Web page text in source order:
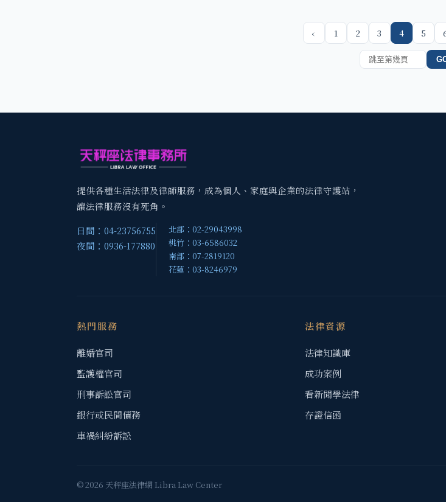
‹ 1 2 3 4 5
提供各種生活法律及律師服務，成為個人、家庭與企業的法律守護站，
讓法律服務沒有死角。
日間：04-23756755
夜間：0936-177880
北部：02-29043998
桃竹：03-6586032
南部：07-2819120
花蓮：03-8246979
熱門服務
離婚官司
監護權官司
刑事訴訟官司
銀行或民間債務
車禍糾紛訴訟
法律資源
法律知識庫
成功案例
看新聞學法律
存證信函
© 2026 天秤座法律網 Libra Law Center